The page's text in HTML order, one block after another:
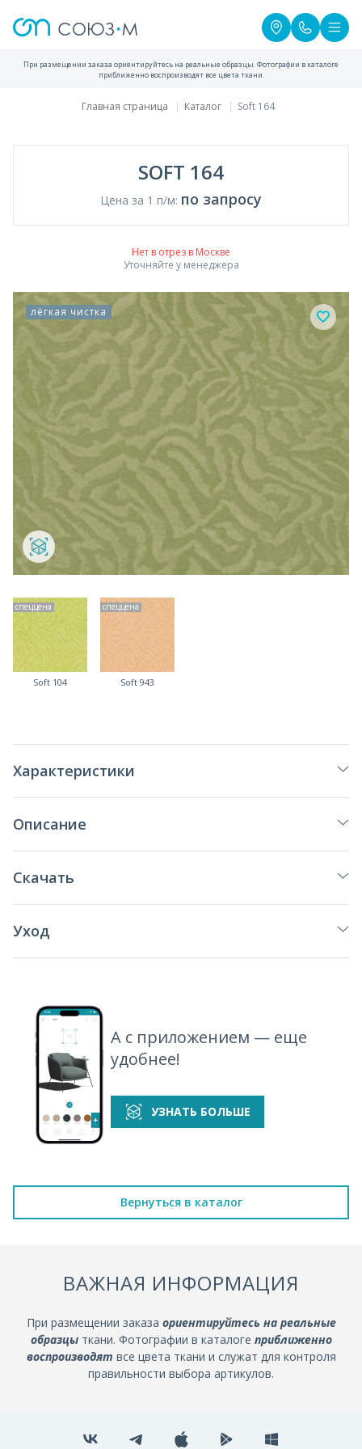
При размещении заказа ориентируйтесь на реальные образцы. Фотографии в каталоге
приближенно воспроизводят все цвета ткани.
Главная страница Каталог Soft 164
SOFT 164
Цена за 1 п/м: по запросу
Нет в отрез в Москве
Уточняйте у менеджера
лёгкая чистка
спеццена
Soft 104
спеццена
Soft 943
Характеристики
Описание
Скачать
Уход
А с приложением — еще
удобнее!
УЗНАТЬ БОЛЬШЕ
Вернуться в каталог
ВАЖНАЯ ИНФОРМАЦИЯ
При размещении заказа ориентируйтесь на реальные
образцыткани. Фотографии в каталоге приближенно
воспроизводят все цвета ткани и служат для контроля
правильности выбора артикулов.